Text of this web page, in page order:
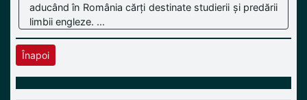
aducând în România cărți destinate studierii și predării
limbii engleze. ...
Înapoi